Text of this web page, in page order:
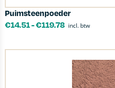
Puimsteenpoeder
€14.51-€119.78 incl. btw